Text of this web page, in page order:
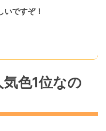
ですぞ！
色1位なの